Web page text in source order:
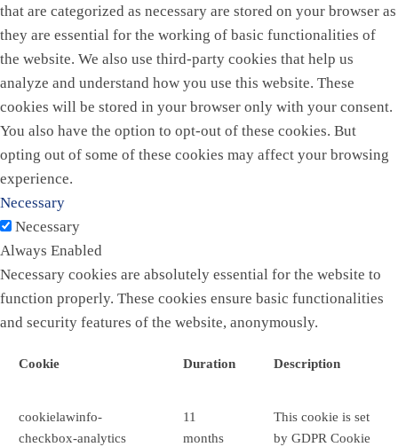
that are categorized as necessary are stored on your browser as
they are essential for the working of basic functionalities of
the website. We also use third-party cookies that help us
analyze and understand how you use this website. These
cookies will be stored in your browser only with your consent.
You also have the option to opt-out of these cookies. But
opting out of some of these cookies may affect your browsing
experience.
Necessary
Necessary
Always Enabled
Necessary cookies are absolutely essential for the website to
function properly. These cookies ensure basic functionalities
and security features of the website, anonymously.
Cookie Duration Description
cookielawinfo-
checkbox-analytics
11
months
This cookie is set
by GDPR Cookie